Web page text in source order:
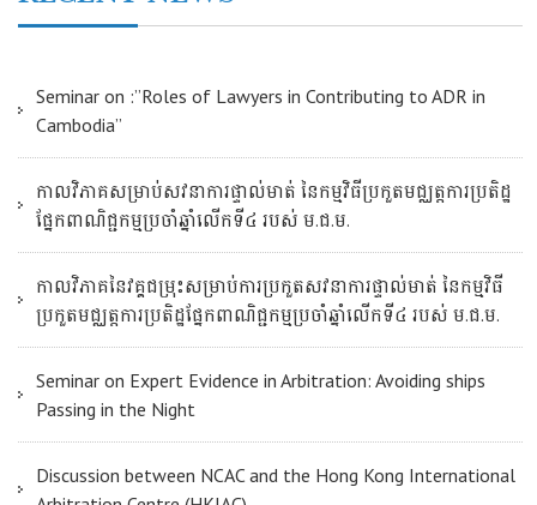
Seminar on :”Roles of Lawyers in Contributing to ADR in
Cambodia”
កាលវិភាគសម្រាប់សវនាការផ្ទាល់មាត់ នៃកម្មវិធីប្រកួតមជ្ឈត្តការប្រតិដ្ឋ
ផ្នែកពាណិជ្ជកម្មប្រចាំឆ្នាំលើកទី៤ របស់ ម.ជ.ម.
កាលវិភាគនៃវគ្គជម្រុះសម្រាប់ការប្រកួតសវនាការផ្ទាល់មាត់ នៃកម្មវិធី
ប្រកួតមជ្ឈត្តការប្រតិដ្ឋផ្នែកពាណិជ្ជកម្មប្រចាំឆ្នាំលើកទី៤ របស់ ម.ជ.ម.
Seminar on Expert Evidence in Arbitration: Avoiding ships
Passing in the Night
Discussion between NCAC and the Hong Kong International